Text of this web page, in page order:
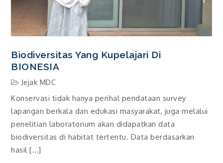
Biodiversitas Yang Kupelajari Di
BIONESIA
Jejak MDC
Konservasi tidak hanya perihal pendataan survey
lapangan berkala dan edukasi masyarakat, juga melalui
penelitian laboratorium akan didapatkan data
biodiversitas di habitat tertentu. Data berdasarkan
hasil […]